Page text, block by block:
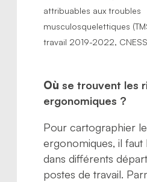
attribuables aux troubles
musculosquelettiques
travail 2019-2022,
Où se trouvent les
ergonomiques ?
Pour cartographier
ergonomiques, il
dans différents
postes de travail.